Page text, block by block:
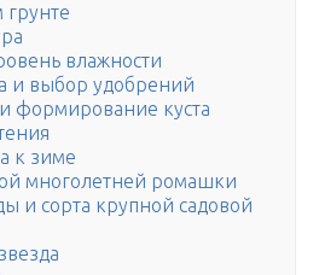
грунте
влажности
и выбор удобрений
формирование куста
к зиме
многолетней ромашки
и сорта крупной садовой